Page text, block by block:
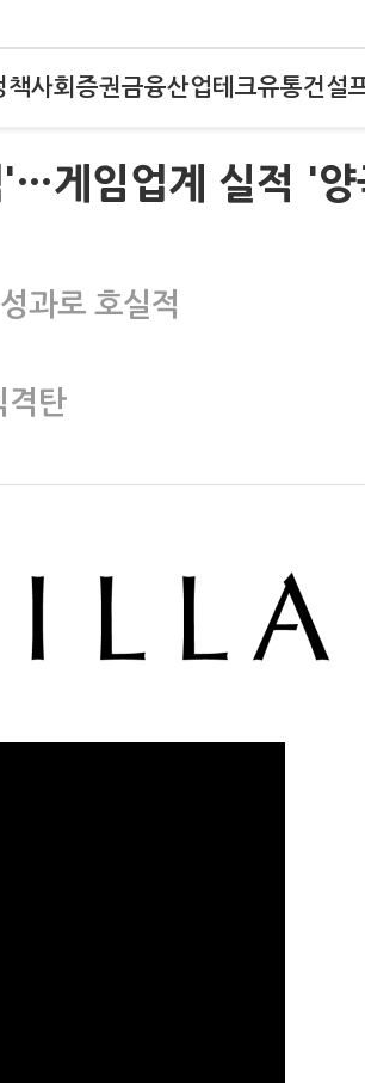
책사회 증권금융산업테크유통건설
'…게임업계 실적 '양
과로 호실적
격탄